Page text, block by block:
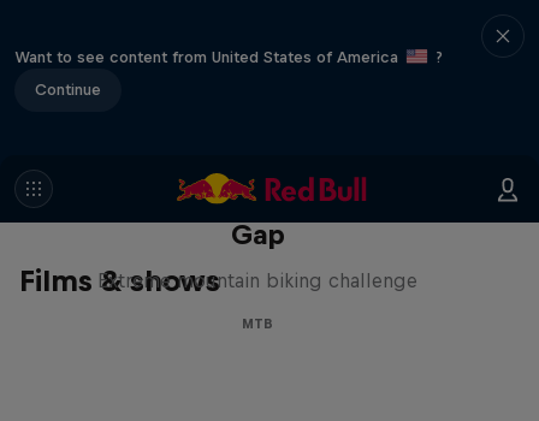
Want to see content from United States of America
?
Continue
Films & shows
Matt Jones: The Impossible
Gap
Extreme mountain biking challenge
MTB